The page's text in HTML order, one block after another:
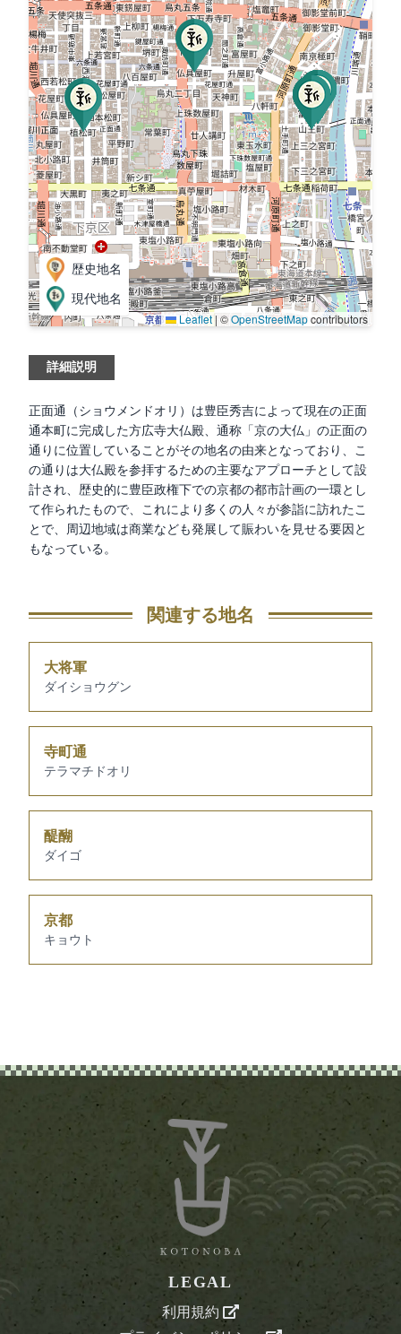
歴史地名
現代地名
Leaflet | ©OpenStreetMapcontributors
詳細説明
正面通（ショウメンドオリ）は豊臣秀吉によって現在の正面
通本町に完成した方広寺大仏殿、通称「京の大仏」の正面の
通りに位置していることがその地名の由来となっており、こ
の通りは大仏殿を参拝するための主要なアプローチとして設
計され、歴史的に豊臣政権下での京都の都市計画の一環とし
て作られたもので、これにより多くの人々が参詣に訪れたこ
とで、周辺地域は商業なども発展して賑わいを見せる要因と
もなっている。
関連する地名
大将軍
ダイショウグン
寺町通
テラマチドオリ
醍醐
ダイゴ
京都
キョウト
LEGAL
利用規約